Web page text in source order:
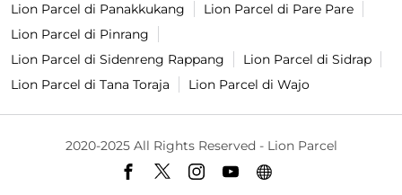
Lion Parcel di Panakkukang
Lion Parcel di Pare Pare
Lion Parcel di Pinrang
Lion Parcel di Sidenreng Rappang
Lion Parcel di Sidrap
Lion Parcel di Tana Toraja
Lion Parcel di Wajo
2020-2025 All Rights Reserved - Lion Parcel